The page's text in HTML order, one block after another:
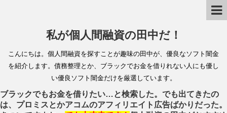
私が個人間融資の田中だ！
こんにちは。個人間融資を探すことが趣味の田中が、優良なソフト闇金
を紹介します。債務整理とか、ブラックでお金を借りれない人にも優し
い優良ソフト闇金だけを厳選しています。
ブラックでもお金を借りたい…と検索した。でも出てきたの
は、プロミスとかアコムのアフィリエイト広告ばかりだった。